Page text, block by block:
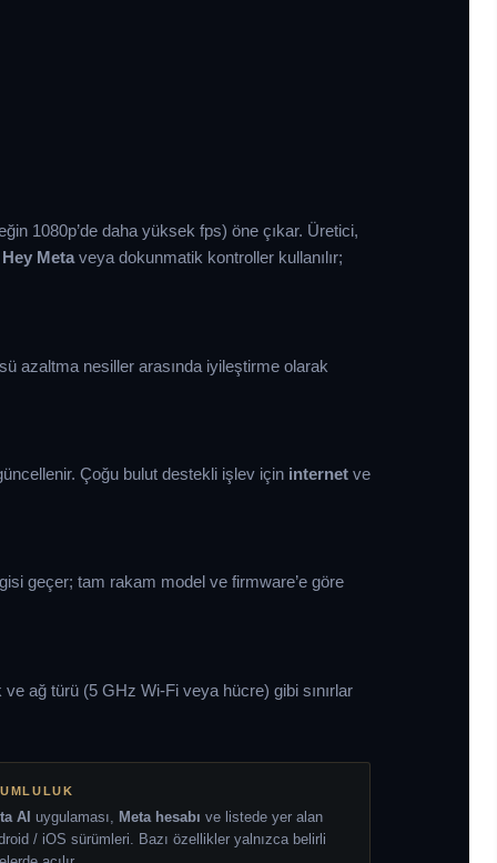
1080p’de daha yüksek fps) öne çıkar. Üretici,
Hey Metaveya dokunmatik kontroller kullanılır;
azaltma nesiller arasında iyileştirme olarak
Çoğu bulut destekli işlev için internet ve
geçer; tam rakam model ve firmware’e göre
ağ türü (5 GHz Wi-Fi veya hücre) gibi sınırlar
AI uygulaması, Meta hesabı ve listede yer alan
/ iOS sürümleri. Bazı özellikler yalnızca belirli